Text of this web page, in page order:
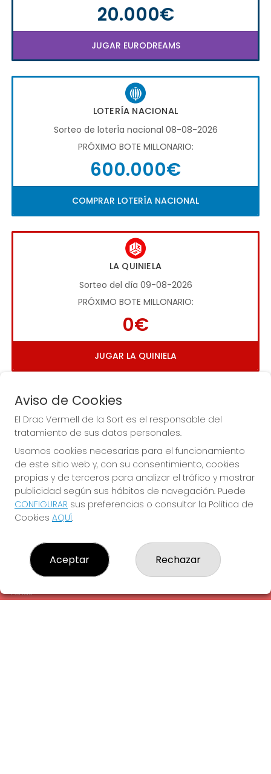
20.000€
JUGAR EURODREAMS
LOTERÍA NACIONAL
Sorteo de loterÍa nacional 08-08-2026
PRÓXIMO BOTE MILLONARIO:
600.000€
COMPRAR LOTERÍA NACIONAL
LA QUINIELA
Sorteo del día 09-08-2026
PRÓXIMO BOTE MILLONARIO:
0€
JUGAR LA QUINIELA
Imagen anterior
EL DRAC VERMELL DE LA SORT
¿Quiénes somos?
Comprar lotería
Contacto
Empresas
Peñas
Aviso de Cookies
El Drac Vermell de la Sort es el responsable del
tratamiento de sus datos personales.
Usamos cookies necesarias para el funcionamiento
de este sitio web y, con su consentimiento, cookies
propias y de terceros para analizar el tráfico y mostrar
publicidad según sus hábitos de navegación. Puede
CONFIGURAR sus preferencias o consultar la Política de
Cookies AQUÍ.
Aceptar Rechazar